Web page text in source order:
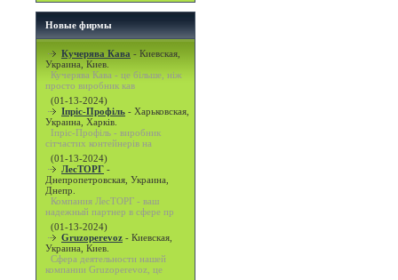
Новые фирмы
Кучерява Кава - Киевская,
Украина, Киев.
Кучерява Кава - це більше, ніж
просто виробник кав
(01-13-2024)
Іпріс-Профіль - Харьковская,
Украина, Харків.
Іпріс-Профіль - виробник
сітчастих контейнерів на
(01-13-2024)
ЛесТОРГ -
Днепропетровская, Украина,
Днепр.
Компания ЛесТОРГ - ваш
надежный партнер в сфере пр
(01-13-2024)
Gruzoperevoz - Киевская,
Украина, Киев.
Сфера деятельности нашей
компании Gruzoperevoz, це